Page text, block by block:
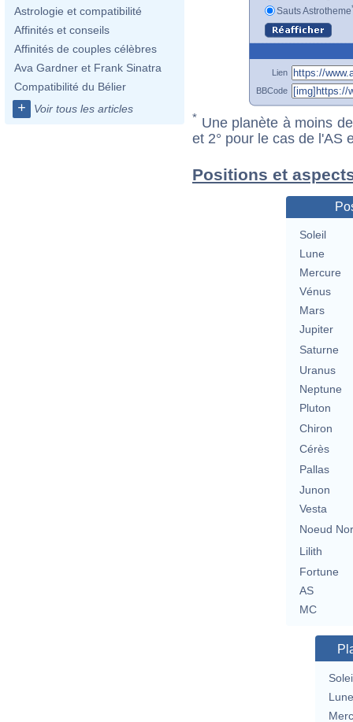
Astrologie et compatibilité
Affinités et conseils
Affinités de couples célèbres
Ava Gardner et Frank Sinatra
Compatibilité du Bélier
+ Voir tous les articles
Sauts Astrotheme
Lien
BBCode
* Une planète à moins
et 2° pour le cas de l'AS
Positions et
Soleil
Lune
Mercure
Vénus
Mars
Jupiter
Saturne
Uranus
Neptune
Pluton
Chiron
Cérès
Pallas
Junon
Vesta
Noeud
Lilith
Fortune
AS
MC
Lune